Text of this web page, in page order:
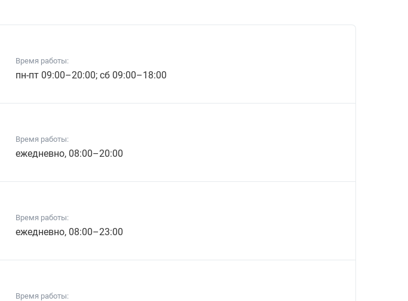
Время работы:
пн-пт 09:00–20:00; сб 09:00–18:00
Время работы:
ежедневно, 08:00–20:00
Время работы:
ежедневно, 08:00–23:00
Время работы: